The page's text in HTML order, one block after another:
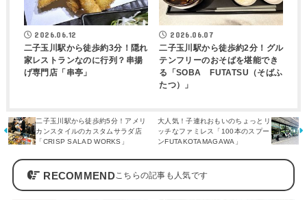
2026.06.12
二子玉川駅から徒歩約3分！隠れ
家レストランなのに行列？串揚
げ専門店「串亭」
2026.06.07
二子玉川駅から徒歩約2分！グル
テンフリーのおそばを堪能でき
る「SOBA FUTATSU（そばふ
たつ）」
二子玉川駅から徒歩約5分！アメリ
カンスタイルのカスタムサラダ店
「CRISP SALAD WORKS」
大人気！子連れおもいのちょっとリ
ッチなファミレス「100本のスプー
ンFUTAKOTAMAGAWA」
RECOMMEND